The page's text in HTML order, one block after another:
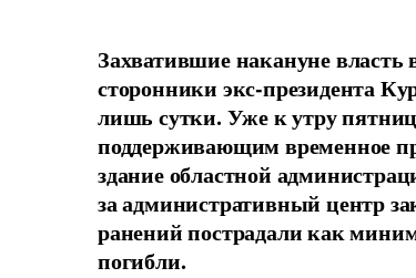
Захватившие накануне
сторонники экс-президента
лишь сутки. Уже к утру
поддерживающим временное
здание областной
за административный центр
ранений пострадали как
погибли.